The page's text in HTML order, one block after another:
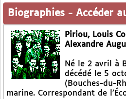
Biographies - Accéder
Piriou, Louis
Alexandre
Né le 2 avril à
décédé le 5
(Bouches-du-
marine. Correspondant de